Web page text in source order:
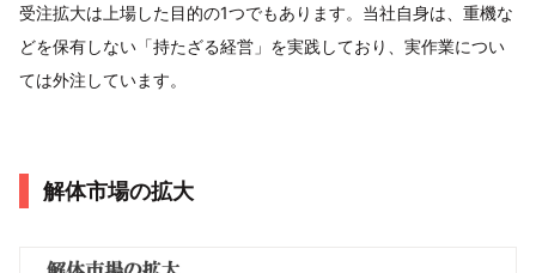
受注拡大は上場した目的の1つでもあります。当社自身は、重機な
どを保有しない「持たざる経営」を実践しており、実作業につい
ては外注しています。
解体市場の拡大